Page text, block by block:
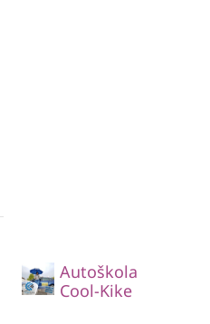
Autoškola
Cool-Kike